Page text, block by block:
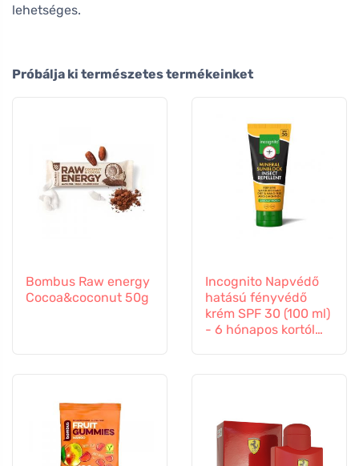
lehetséges.
Próbálja ki természetes termékeinket
Bombus Raw energy
Cocoa&coconut 50g
Incognito Napvédő
hatású fényvédő
krém SPF 30 (100 ml)
- 6 hónapos kortól